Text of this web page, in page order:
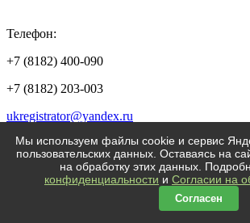
Телефон:
+7 (8182) 400-090
+7 (8182) 203-003
ukregistrator@yandex.ru
Политика конфиденциальности
Согласие на обработку персональных
Мы используем файлы cookie и сервис
пользовательских данных. Оставаясь на
на обработку этих данных.
конфиденциальности и Согласии на
Согласен